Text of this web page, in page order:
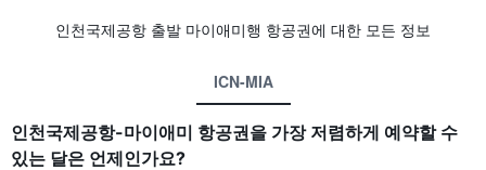
인천국제공항 출발 마이애미행 항공권에 대한 모든 정보
ICN-MIA
인천국제공항-마이애미 항공권을 가장 저렴하게 예약할 수
있는 달은 언제인가요?